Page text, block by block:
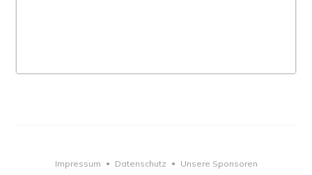
Impressum • Datenschutz • Unsere Sponsoren